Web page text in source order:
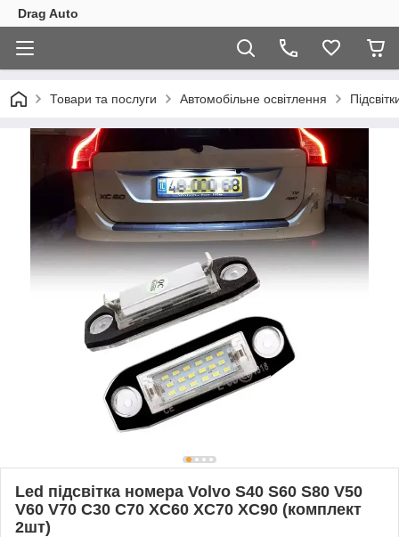
Drag Auto
Товари та послуги Автомобільне освітлення
Led підсвітка номера Volvo S40 S60 S80 V50
V60 V70 C30 C70 XC60 XC70 XC90 (комплект
2шт)